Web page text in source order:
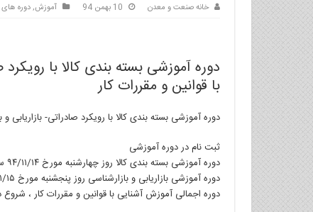
خانه صنعت و معدن 10 بهمن 94 آموزش,دوره
دوره آموزشی بسته بندی کالا با
با قوانین و مقررات کار
دوره آموزشی بسته بندی کالا با رویکرد صادراتی- بازاریابی
ثبت نام در دوره آموزشی
دوره آموزشی بسته بندی کالا روز چهارشنبه مورخ ۹۴/۱۱/۱۴ ساعت ۳ بعد از ظهر
دوره آموزشی بازاریابی و بازارشناسی روز پنجشنبه مورخ ۹۴/۱۱/۱۵ ساعت ۱۰ صبح
دوره اجمالی آموزش آشنایی با قوانین و مقررات کار ، شروع دوره روز پنجشنبه مورخ ۹۴/